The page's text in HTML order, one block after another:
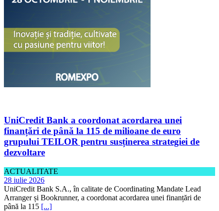
UniCredit Bank a coordonat acordarea unei
finanțări de până la 115 de milioane de euro
grupului TEILOR pentru susținerea strategiei de
dezvoltare
ACTUALITATE
28 iulie 2026
UniCredit Bank S.A., în calitate de Coordinating Mandate Lead
Arranger și Bookrunner, a coordonat acordarea unei finanțări de
până la 115 [...]